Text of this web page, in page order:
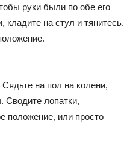
руки были по обе его
кладите на стул и тянитесь.
на пол на колени,
Сводите лопатки,
положение, или просто